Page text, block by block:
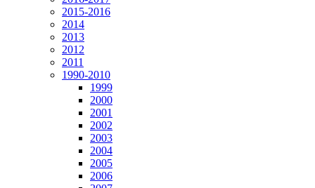
2015-2016
2014
2013
2012
2011
1990-2010
1999
2000
2001
2002
2003
2004
2005
2006